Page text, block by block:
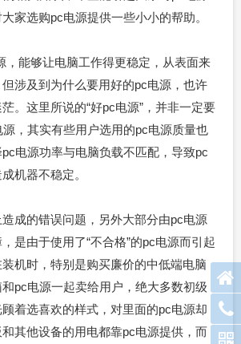
家选购pc电源提供一些小小的帮助。
，能够让电脑工作得更稳定，从表面来
涉及到为什么要用好的pc电源，也许
。这里所说的“好pc电源”，并非一定要
，其实有些用户选用的pc电源质量也
电源功率与电脑负载不匹配，导致pc
机器不稳定。
成的错误问题，另外大部分由pc电源
是由于使用了“不合格”的pc电源而引起
机时，特别是购买廉价的中低端电脑
pc电源一起卖给用户，绝大多数初级
着选喜欢的样式，对里面的pc电源却
其他设备的用电都靠pc电源提供，而